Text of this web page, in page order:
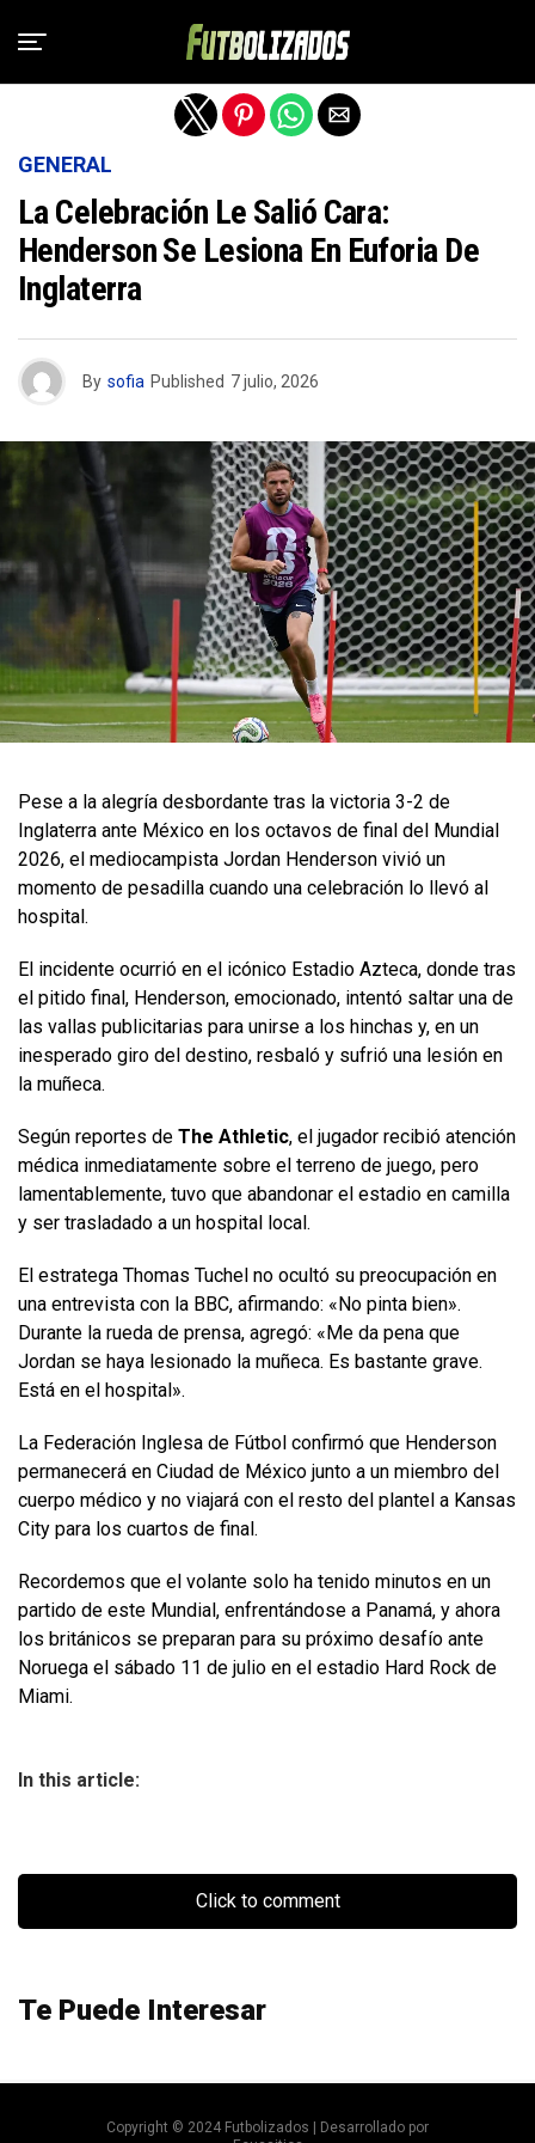
GENERAL
La Celebración Le Salió Cara:
Henderson Se Lesiona En Euforia De
Inglaterra
By sofia Published 7 julio, 2026
Pese a la alegría desbordante tras la victoria 3-2 de
Inglaterra ante México en los octavos de final del Mundial
2026, el mediocampista Jordan Henderson vivió un
momento de pesadilla cuando una celebración lo llevó al
hospital.
El incidente ocurrió en el icónico Estadio Azteca, donde tras
el pitido final, Henderson, emocionado, intentó saltar una de
las vallas publicitarias para unirse a los hinchas y, en un
inesperado giro del destino, resbaló y sufrió una lesión en
la muñeca.
Según reportes de The Athletic, el jugador recibió atención
médica inmediatamente sobre el terreno de juego, pero
lamentablemente, tuvo que abandonar el estadio en camilla
y ser trasladado a un hospital local.
El estratega Thomas Tuchel no ocultó su preocupación en
una entrevista con la BBC, afirmando: «No pinta bien».
Durante la rueda de prensa, agregó: «Me da pena que
Jordan se haya lesionado la muñeca. Es bastante grave.
Está en el hospital».
La Federación Inglesa de Fútbol confirmó que Henderson
permanecerá en Ciudad de México junto a un miembro del
cuerpo médico y no viajará con el resto del plantel a Kansas
City para los cuartos de final.
Recordemos que el volante solo ha tenido minutos en un
partido de este Mundial, enfrentándose a Panamá, y ahora
los británicos se preparan para su próximo desafío ante
Noruega el sábado 11 de julio en el estadio Hard Rock de
Miami.
In this article:
Click to comment
Te Puede Interesar
Copyright © 2024 Futbolizados | Desarrollado por
Salir de la versión móvil